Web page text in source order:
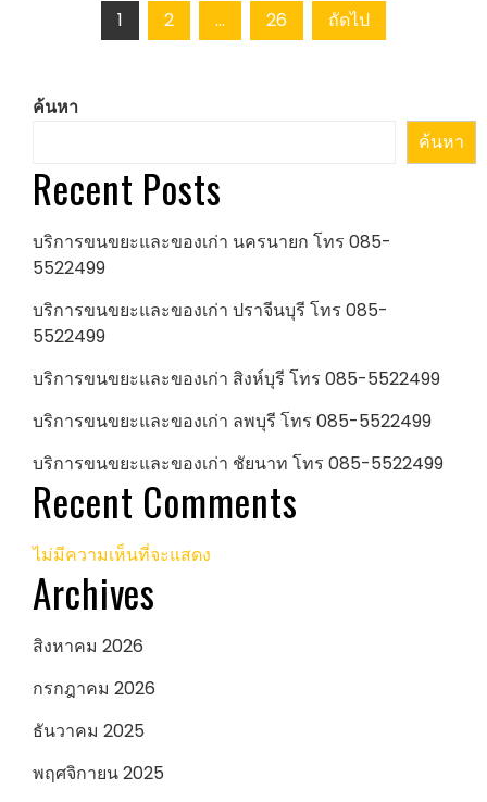
1 2 … 26 ถัดไป
ค้นหา
ค้นหา
Recent Posts
บริการขนขยะและของเก่า นครนายก โทร 085-
5522499
บริการขนขยะและของเก่า ปราจีนบุรี โทร 085-
5522499
บริการขนขยะและของเก่า สิงห์บุรี โทร 085-5522499
บริการขนขยะและของเก่า ลพบุรี โทร 085-5522499
บริการขนขยะและของเก่า ชัยนาท โทร 085-5522499
Recent Comments
ไม่มีความเห็นที่จะแสดง
Archives
สิงหาคม 2026
กรกฎาคม 2026
ธันวาคม 2025
พฤศจิกายน 2025